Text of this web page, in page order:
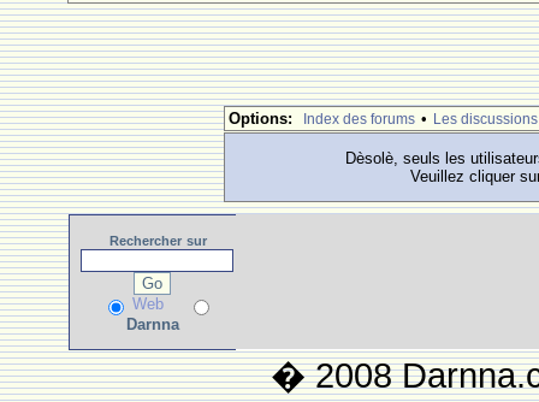
Options: Index des forums • Les discussions
Dèsolè, seuls les
Veuillez cliquer
Rechercher sur
Web
Darnna
� 2008